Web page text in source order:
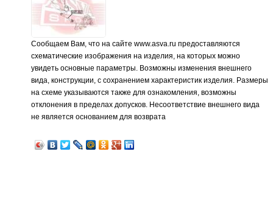
Сообщаем Вам, что на сайте www.asva.ru предоставляются
схематические изображения на изделия, на которых можно
увидеть основные параметры. Возможны изменения внешнего
вида, конструкции, с сохранением характеристик изделия. Размеры
на схеме указываются также для ознакомления, возможны
отклонения в пределах допусков. Несоответствие внешнего вида
не является основанием для возврата